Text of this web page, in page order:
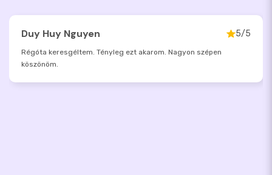
Duy Huy Nguyen 5/5
Régóta keresgéltem. Tényleg ezt akarom. Nagyon szépen
köszönöm.